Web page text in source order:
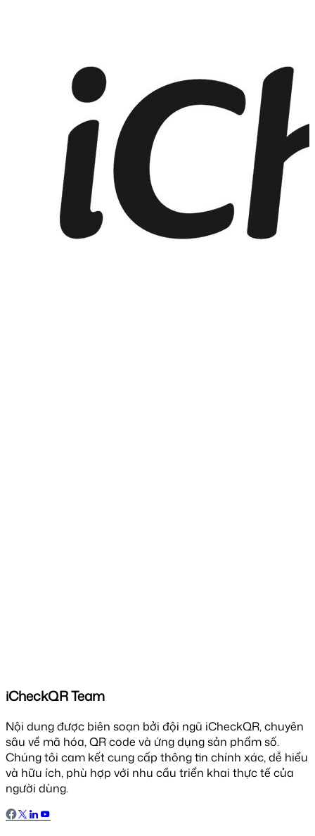
iCheckQR Team
Nội dung được biên soạn bởi đội ngũ iCheckQR, chuyên
sâu về mã hóa, QR code và ứng dụng sản phẩm số.
Chúng tôi cam kết cung cấp thông tin chính xác, dễ hiểu
và hữu ích, phù hợp với nhu cầu triển khai thực tế của
người dùng.